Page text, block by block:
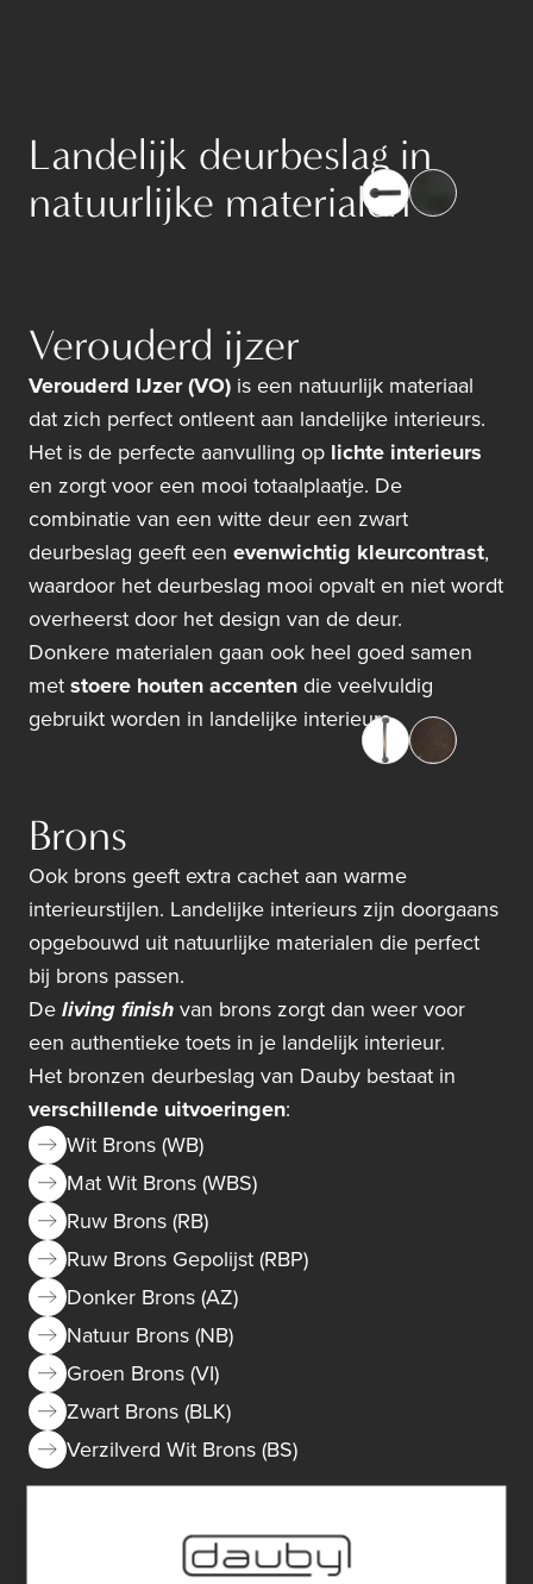
Landelijk deurbeslag in
natuurlijke materialen
Verouderd ijzer
Verouderd IJzer (VO) is een natuurlijk materiaal
dat zich perfect ontleent aan landelijke interieurs.
Het is de perfecte aanvulling op lichte interieurs
en zorgt voor een mooi totaalplaatje. De
combinatie van een witte deur een zwart
deurbeslag geeft een evenwichtig kleurcontrast,
waardoor het deurbeslag mooi opvalt en niet wordt
overheerst door het design van de deur.
Donkere materialen gaan ook heel goed samen
met stoere houten accenten die veelvuldig
gebruikt worden in landelijke interieurs.
Brons
Ook brons geeft extra cachet aan warme
interieurstijlen. Landelijke interieurs zijn doorgaans
opgebouwd uit natuurlijke materialen die perfect
bij brons passen.
De living finish van brons zorgt dan weer voor
een authentieke toets in je landelijk interieur.
Het bronzen deurbeslag van Dauby bestaat in
verschillende uitvoeringen:
Wit Brons (WB)
Mat Wit Brons (WBS)
Ruw Brons (RB)
Ruw Brons Gepolijst (RBP)
Donker Brons (AZ)
Natuur Brons (NB)
Groen Brons (VI)
Zwart Brons (BLK)
Verzilverd Wit Brons (BS)